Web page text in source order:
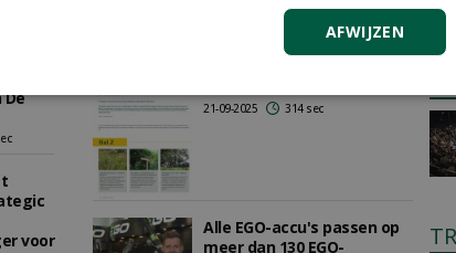
De
voor
21-09-2025 314 sec
Alle EGO-accu's passen op
meer dan 130 EGO-
AFWIJZEN